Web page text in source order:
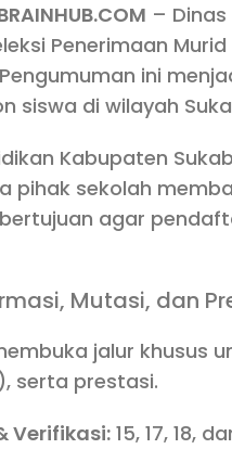
–
Penerimaan Murid
ini
siswa di wilayah
Kabupaten
pihak sekolah
agar
Mutasi, dan
jalur khusus
serta prestasi.
Verifikasi: 15, 17, 18,